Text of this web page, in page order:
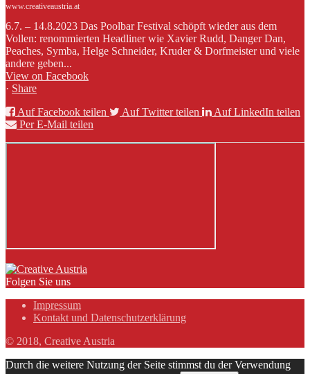
www.creativeaustria.at
6.7. – 14.8.2023 Das Poolbar Festival schöpft wieder aus dem
Vollen: renommierten Headliner wie Xavier Rudd, Danger Dan,
Peaches, Symba, Helge Schneider, Kruder & Dorfmeister und viele
andere geben...
View on Facebook
· Share
Auf Facebook teilen
Auf Twitter teilen
Auf LinkedIn teilen
Per E-Mail teilen
Folgen Sie uns
Impressum
Kontakt und Datenschutzerklärung
© 2018, Creative Austria
Durch die weitere Nutzung der Seite stimmst du der Verwendung